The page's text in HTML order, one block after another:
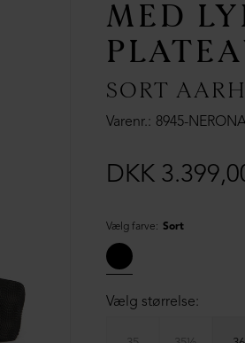
MED
SORT
Varenr. 8945-
DKK
Vælg farve: Sort
Vælg størrelse: